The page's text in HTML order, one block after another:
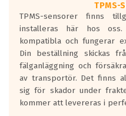
godkända för år 2016 nya
Ett däck med en svart våg
minst tre decibel tystare
regelverk som börjar gälla
TPMS-
TPMS-sensorer finns
installeras här hos
kompatibla och fungerar
Din beställning skickas
fälganläggning och
av transportör. Det finns
sig för skador under
kommer att levereras i